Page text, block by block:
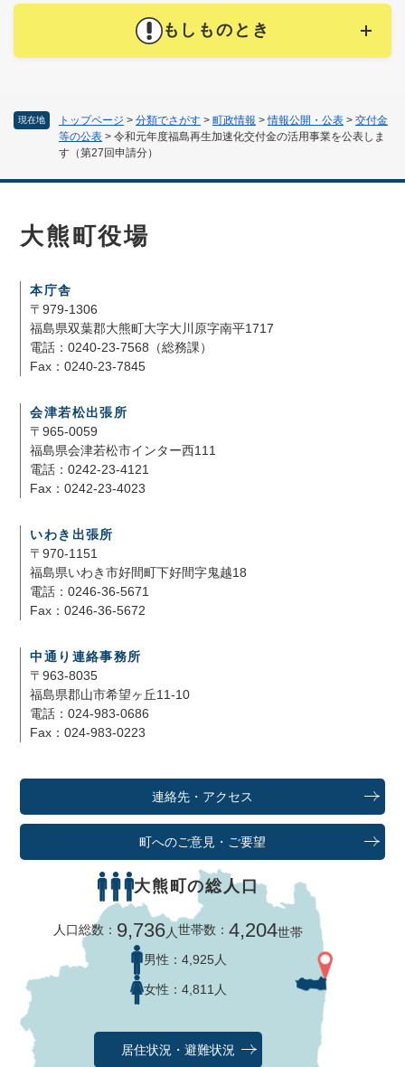
現在地 トップページ > 分類でさがす > 町政情報 >情報公開・公表 > 交付金
等の公表 > 令和元年度福島再生加速化交付金の活用事業を公表しま
す（第27回申請分）
もしものとき
大熊町役場
本庁舎
〒979-1306
福島県双葉郡大熊町大字大川原字南平1717
電話：0240-23-7568（総務課）
Fax：0240-23-7845
会津若松出張所
〒965-0059
福島県会津若松市インター西111
電話：0242-23-4121
Fax：0242-23-4023
いわき出張所
〒970-1151
福島県いわき市好間町下好間字鬼越18
電話：0246-36-5671
Fax：0246-36-5672
中通り連絡事務所
〒963-8035
福島県郡山市希望ヶ丘11-10
電話：024-983-0686
Fax：024-983-0223
連絡先・アクセス
町へのご意見・ご要望
大熊町の総人口
人口総数： 9,736人世帯数：4,204世帯
男性： 4,925人
女性： 4,811人
居住状況・避難状況